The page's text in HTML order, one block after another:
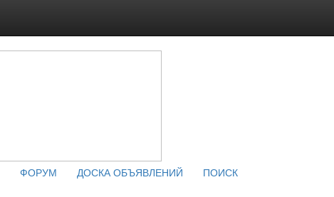
ФОРУМ ДОСКА ОБЪЯВЛЕНИЙ
ПОИСК